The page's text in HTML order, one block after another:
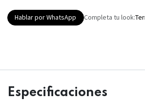
Hablar por WhatsApp Completa tu look:
Especificaciones